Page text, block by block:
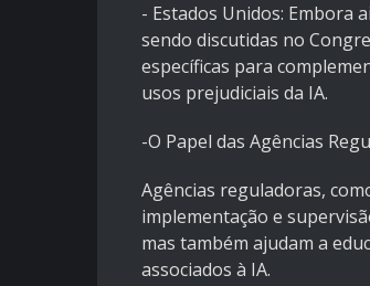
- Estados Unidos: Embora
sendo discutidas no
específicas para
usos prejudiciais da IA.
-O Papel das Agências
Agências reguladoras,
implementação e
mas também ajudam a
associados à IA.